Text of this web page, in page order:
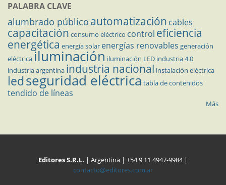
PALABRA CLAVE
alumbrado público automatización cables
capacitación consumo eléctrico control eficiencia
energética energía solar energías renovables generación
eléctricailuminación iluminación LED industria 4.0
industria argentina industria nacional instalación eléctrica
ledseguridad eléctrica tabla de contenidos
tendido de líneas
Más
Editores S.R.L. | Argentina | +54 9 11 4947-9984 |
contacto@editores.com.ar